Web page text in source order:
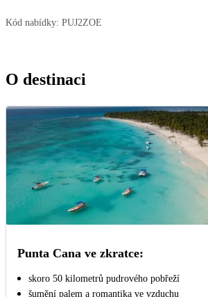
Kód nabídky: PUJ2ZOE
O destinaci
Punta Cana ve zkratce:
skoro 50 kilometrů pudrového pobřeží
šumění palem a romantika ve vzduchu